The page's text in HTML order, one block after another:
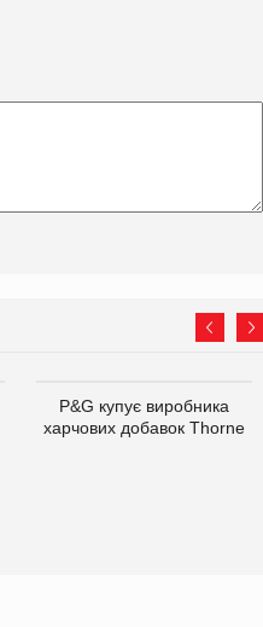
P&G купує виробника
харчових добавок Thorne